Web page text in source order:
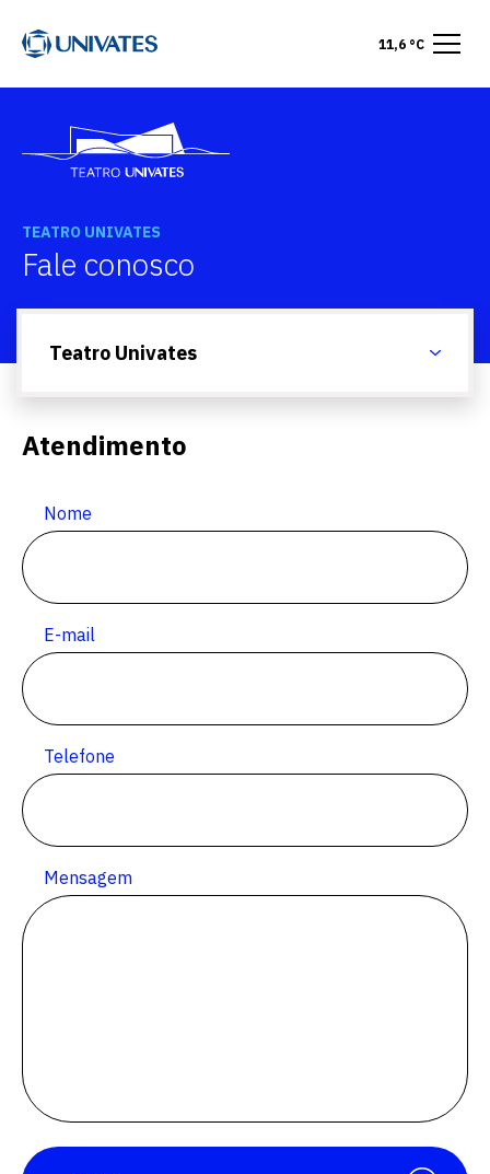
11,6 °C
TEATRO UNIVATES
Fale conosco
Teatro Univates
Atendimento
Nome
E-mail
Telefone
Mensagem